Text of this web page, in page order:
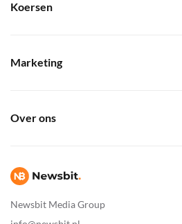
Newsbit Media Group
Koersen
Marketing
Over ons